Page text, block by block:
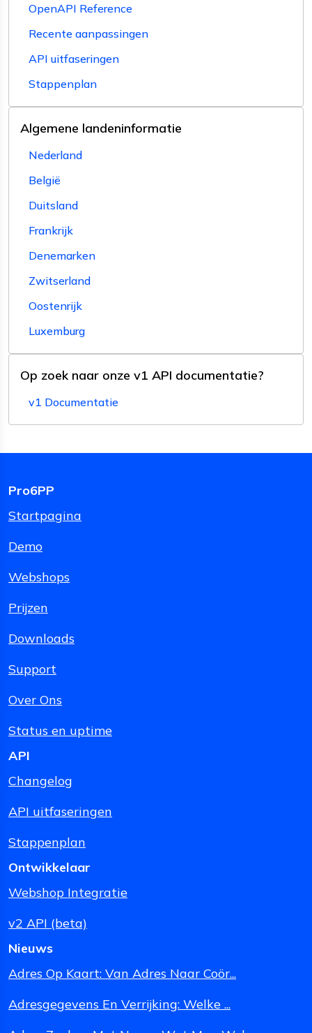
OpenAPI Reference
Recente aanpassingen
API uitfaseringen
Stappenplan
Algemene landeninformatie
Nederland
België
Duitsland
Frankrijk
Denemarken
Zwitserland
Oostenrijk
Luxemburg
Op zoek naar onze v1 API documentatie?
v1 Documentatie
Pro6PP
Startpagina
Demo
Webshops
Prijzen
Downloads
Support
Over Ons
Status en uptime
API
Changelog
API uitfaseringen
Stappenplan
Ontwikkelaar
Webshop Integratie
v2 API (beta)
Nieuws
Adres Op Kaart: Van Adres Naar Coör...
Adresgegevens En Verrijking: Welke ...